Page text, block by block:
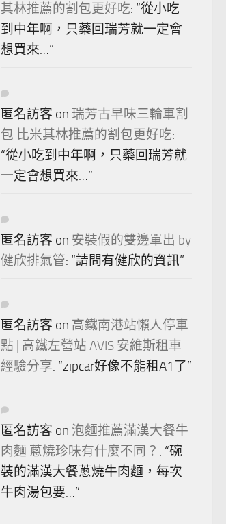
其林推薦的割包更好吃: “從小吃
到中年啊，只藥回瑞芳就一定會
想買來…”
匿名訪客 on 瑞芳古早味三輪車割
包 比米其林推薦的割包更好吃:
“從小吃到中年啊，只藥回瑞芳就
一定會想買來…”
匿名訪客 on 安裝假的雙邊單出 by
健欣排氣管: “請問有健欣的資訊”
匿名訪客 on 高鐵南港站懶人停車
點 | 高鐵左營站 AVIS 安維斯租車
經驗分享: “zipcar好像不能租A1了”
匿名訪客 on 泡麵推薦滿漢大餐牛
肉麵 蔥燒珍味有什麼不同？ : “碗
裝的滿漢大餐蔥燒牛肉麵，每次
牛肉湯包要…”